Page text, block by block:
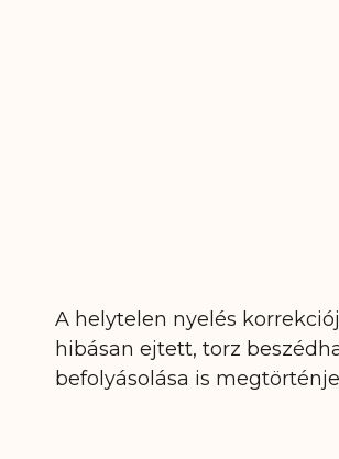
A helytelen nyelés
hibásan ejtett, torz
befolyásolása is